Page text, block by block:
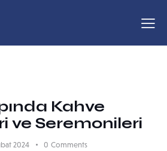
Kahve
ve Seremonileri
2024 0 Comments